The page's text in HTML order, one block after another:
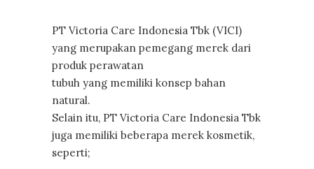
PT Victoria Care Indonesia Tbk (VICI)
yang merupakan pemegang merek dari
produk perawatan
tubuh yang memiliki konsep bahan
natural.
Selain itu, PT Victoria Care Indonesia Tbk
juga memiliki beberapa merek kosmetik,
seperti;